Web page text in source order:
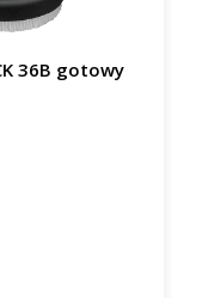
36B gotowy